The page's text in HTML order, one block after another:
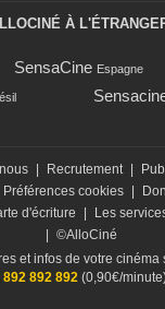
À
SensaCine Espagne
Recrutement
Préférences cookies
d'écriture Les
©AlloCiné
et infos de votre
892 892 892(0,90€/